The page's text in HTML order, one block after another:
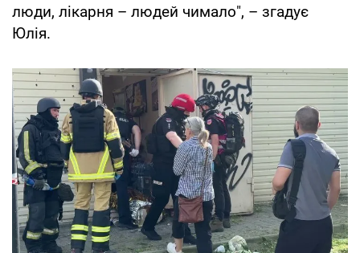
люди, лікарня – людей чимало", – згадує
Юлія.